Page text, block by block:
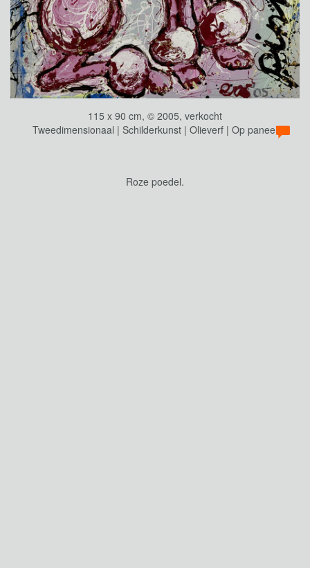
115 x 90 cm, © 2005, verkocht
Tweedimensionaal | Schilderkunst | Olieverf | Op paneel
Roze poedel.